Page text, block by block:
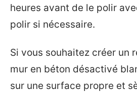
heures avant de le polir
polir si nécessaire.
Si vous souhaitez créer un
mur en béton désactivé
sur une surface propre et